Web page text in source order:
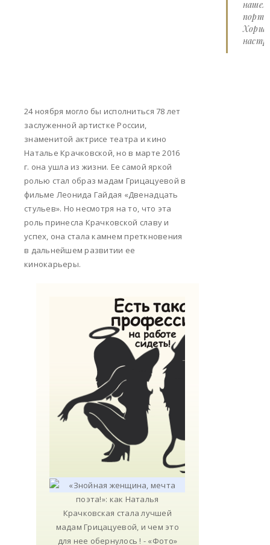
нашем
24 ноября могло бы исполниться 78 лет
заслуженной артистке России,
знаменитой актрисе театра и кино
Наталье Крачковской, но в марте 2016
г. она ушла из жизни. Ее самой яркой
ролью стал образ мадам Грицацуевой в
фильме Леонида Гайдая «Двенадцать
стульев». Но несмотря на то, что эта
роль принесла Крачковской славу и
успех, она стала камнем преткновения
в дальнейшем развитии ее
кинокарьеры.